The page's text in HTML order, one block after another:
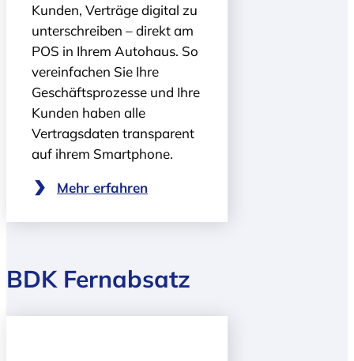
Kunden, Verträge digital zu
unterschreiben – direkt am
POS in Ihrem Autohaus. So
vereinfachen Sie Ihre
Geschäftsprozesse und Ihre
Kunden haben alle
Vertragsdaten transparent
auf ihrem Smartphone.
Mehr erfahren
BDK Fernabsatz